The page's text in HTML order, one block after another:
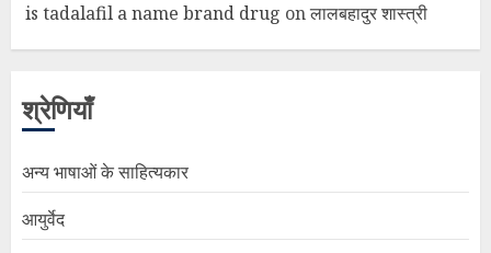
is tadalafil a name brand drug onलालबहादुर शास्त्री
श्रेणियाँ
अन्य भाषाओं के साहित्यकार
आयुर्वेद